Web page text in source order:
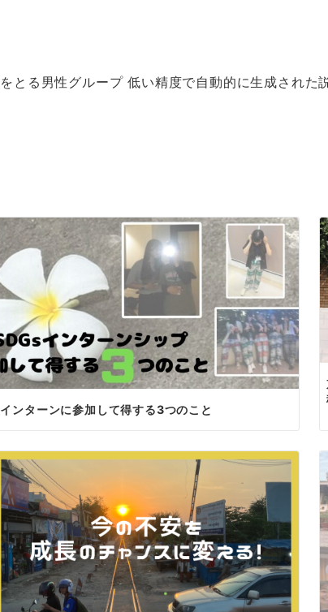
インターンに参加して得する3つのこと